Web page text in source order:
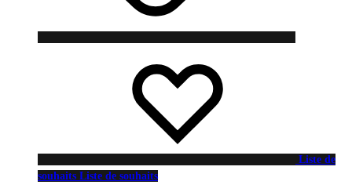
Liste de
souhaits Liste de souhaits